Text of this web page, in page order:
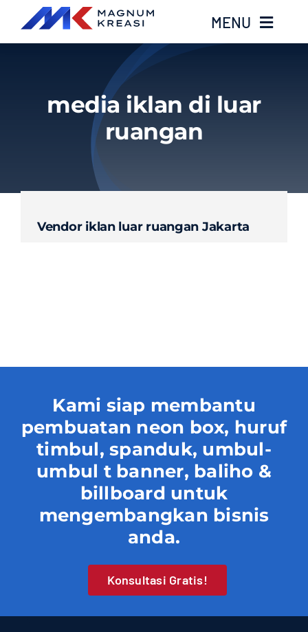
content
MENU
Servicesmedia iklan di luar
ruangan
Vendor iklan luar ruangan Jakarta
Kami siap membantu
pembuatan neon box, huruf
timbul, spanduk, umbul-
umbul t banner, baliho &
billboard untuk
mengembangkan bisnis
anda.
Konsultasi Gratis!